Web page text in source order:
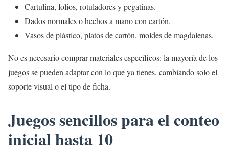
Cartulina, folios, rotuladores y pegatinas.
Dados normales o hechos a mano con cartón.
Vasos de plástico, platos de cartón, moldes de magdalenas.
No es necesario comprar materiales específicos: la mayoría de los
juegos se pueden adaptar con lo que ya tienes, cambiando solo el
soporte visual o el tipo de ficha.
Juegos sencillos para el conteo
inicial hasta 10